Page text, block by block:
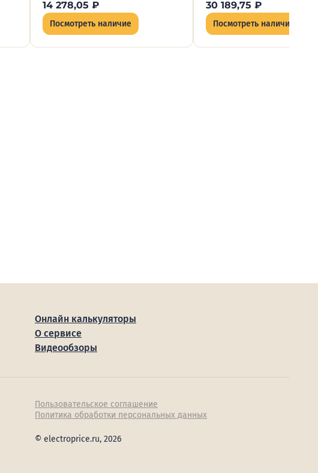
14 278,05 ₽
Посмотреть наличие
30 189,75 ₽
Посмотреть наличие
Онлайн калькуляторы
О сервисе
Видеообзоры
Пользовательское соглашение
Политика обработки персональных данных
© electroprice.ru, 2026